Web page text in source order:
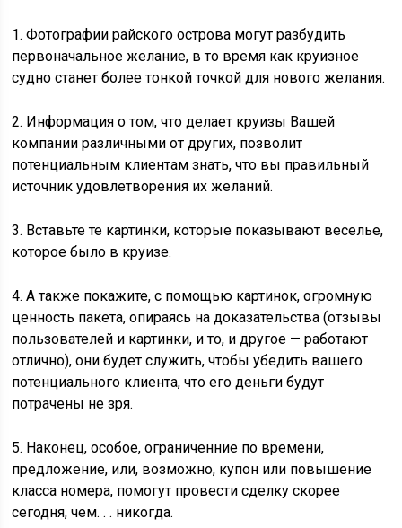
1. Фотографии райского острова могут разбудить
первоначальное желание, в то время как круизное
судно станет более тонкой точкой для нового желания.
2. Информация о том, что делает круизы Вашей
компании различными от других, позволит
потенциальным клиентам знать, что вы правильный
источник удовлетворения их желаний.
3. Вставьте те картинки, которые показывают веселье,
которое было в круизе.
4. А также покажите, с помощью картинок, огромную
ценность пакета, опираясь на доказательства (отзывы
пользователей и картинки, и то, и другое — работают
отлично), они будет служить, чтобы убедить вашего
потенциального клиента, что его деньги будут
потрачены не зря.
5. Наконец, особое, ограниченние по времени,
предложение, или, возможно, купон или повышение
класса номера, помогут провести сделку скорее
сегодня, чем. . . никогда.